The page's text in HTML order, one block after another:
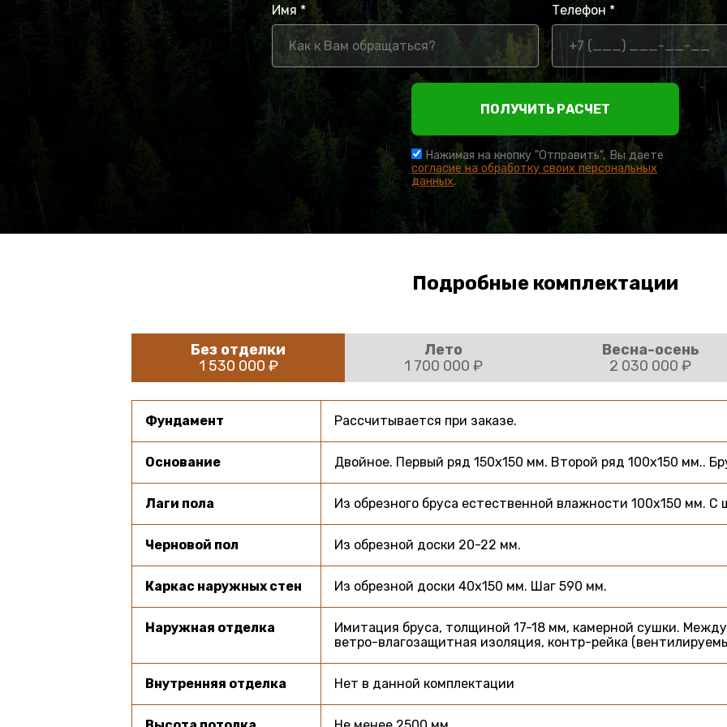
Имя * Телефон *
ПОЛУЧИТЬ РАСЧЕТ
Нажимая на кнопку "Отправить", Вы даете
согласие на обработку своих персональных
данных.
Подробные комплектации
Без отделки
1 530 000 ₽
Лето
1 700 000 ₽
Весна-осень
2 030 000 ₽
Фундамент Рассчитывается при заказе.
Основание Двойное. Первый ряд 150х150 мм. Второй ряд 100х150 мм..
Лаги пола Из обрезного бруса естественной влажности 100х150 мм. С
Черновой пол Из обрезной доски 20-22 мм.
Каркас наружных стен Из обрезной доски 40х150 мм. Шаг 590 мм.
Наружная отделка
Имитация бруса, толщиной 17-18 мм, камерной сушки.
ветро-влагозащитная изоляция, контр-рейка
Внутренняя отделка Нет в данной комплектации